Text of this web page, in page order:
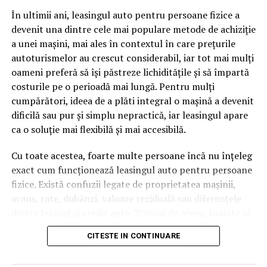
cuvinte tematice, scrise exact în limbajul în care se
caută.
Apoi vine partea de comportament. O pagină pe care
vizitatorii stau zece, cincisprezece minute ca să
urmărească replay-ul trimite un semnal greu de ignorat.
Google nu îți măsoară direct satisfacția, însă timpul
petrecut, scrollul și revenirile spun ceva despre cât de
util e materialul.
Și mai e ceva ce se uită ușor. Un webinar reușit atrage
linkuri aproape de la sine. Cineva îl menționează într-un
newsletter, altcineva îl citează într-un articol, un
partener îl trimite în comunitatea lui. Fiecare astfel de
tău, iar autoritatea e moneda forte în SEO.
În ultimii ani, leasingul auto pentru persoane fizice a
devenit una dintre cele mai populare metode de achiziție
a unei mașini, mai ales în contextul în care prețurile
autoturismelor au crescut considerabil, iar tot mai mulți
oameni preferă să își păstreze lichiditățile și să împartă
costurile pe o perioadă mai lungă. Pentru mulți
cumpărători, ideea de a plăti integral o mașină a devenit
dificilă sau pur și simplu nepractică, iar leasingul apare
ca o soluție mai flexibilă și mai accesibilă.
Cu toate acestea, foarte multe persoane încă nu înțeleg
exact cum funcționează leasingul auto pentru persoane
fizice. Există confuzii legate de proprietatea mașinii,
avans, rate, dobânzi, valoare reziduală sau diferențele
semnezi orice contract, este important să înțelegi clar
mecanismul acestui tip de finanțare și să știi la ce să fii
CITESTE IN CONTINUARE